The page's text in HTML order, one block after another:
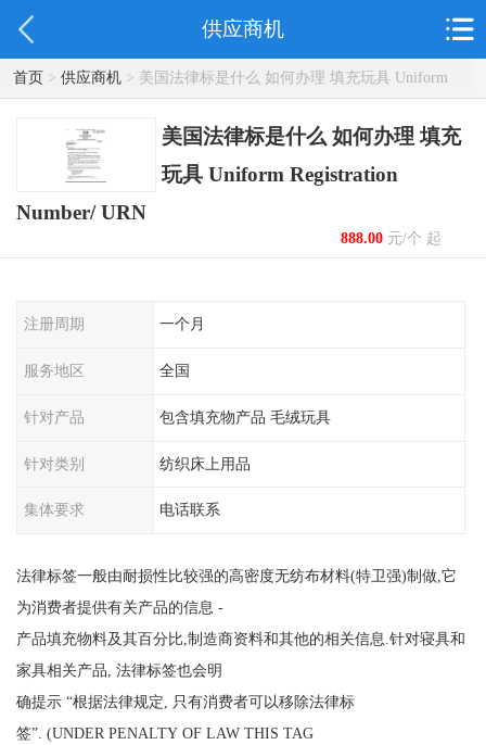
供应商机
首页> 供应商机> 美国法律标是什么 如何办理 填充玩具 Uniform
Registration Number/ URN
美国法律标是什么 如何办理 填充
玩具 Uniform Registration
Number/ URN
888.00元/个 起
注册周期 一个月
服务地区 全国
针对产品 包含填充物产品 毛绒玩具
针对类别 纺织床上用品
集体要求 电话联系
法律标签一般由耐损性比较强的高密度无纺布材料(特卫强)制做,它
为消费者提供有关产品的信息 -
产品填充物料及其百分比,制造商资料和其他的相关信息.针对寝具和
家具相关产品, 法律标签也会明
确提示 “根据法律规定, 只有消费者可以移除法律标
签”. (UNDER PENALTY OF LAW THIS TAG